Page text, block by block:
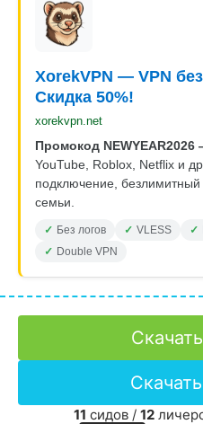
XorekVPN — VPN
Скидка 50%!
xorekvpn.net
Промокод NEWYEAR2026
YouTube, Roblox, Netflix и
подключение,
семьи.
Без логов VLESS
Double VPN
11 сидов / 12